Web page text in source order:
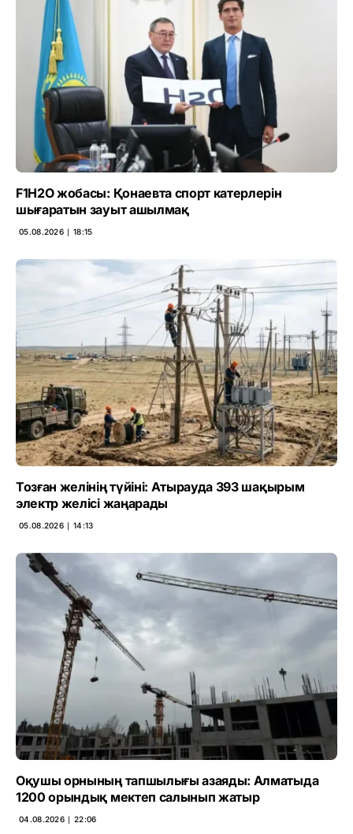
F1H2O жобасы: Қонаевта спорт катерлерін
шығаратын зауыт ашылмақ
05.08.2026 ∣ 18:15
Тозған желінің түйіні: Атырауда 393 шақырым
электр желісі жаңарады
05.08.2026 ∣ 14:13
Оқушы орнының тапшылығы азаяды: Алматыда
1200 орындық мектеп салынып жатыр
04.08.2026 ∣ 22:06